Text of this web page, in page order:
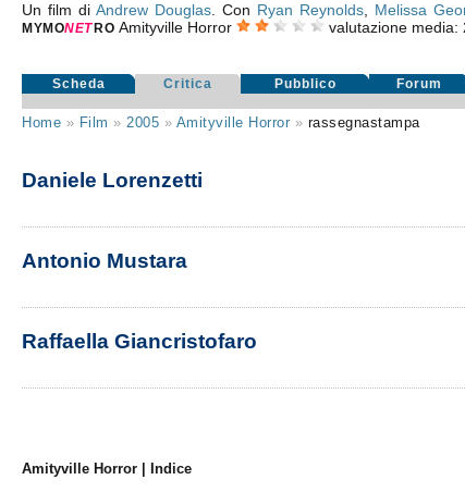
Un film diAndrew Douglas . Con Ryan Reynolds, Melissa
MYMONET RO Amityville Horror valutazione media:
Scheda Critica Pubblico Forum
Home » Film » 2005 » Amityville Horror » rassegnastampa
Daniele Lorenzetti
Antonio Mustara
Raffaella Giancristofaro
Amityville Horror | Indice